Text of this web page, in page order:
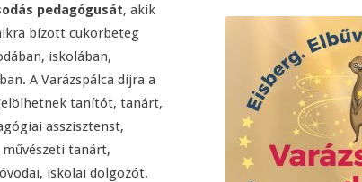
pedagógusát, akik
bízott cukorbeteg
iskolában,
A Varázspálca díjra a
tanítót, tanárt,
asszisztenst,
tanárt,
iskolai dolgozót.